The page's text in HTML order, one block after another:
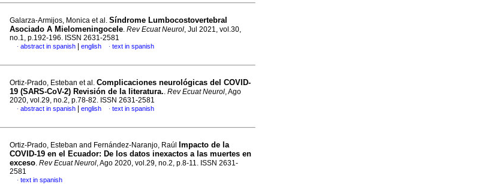
Galarza-Armijos, Monica et al. Síndrome Lumbocostovertebral
Asociado A Mielomeningocele. Rev Ecuat Neurol, Jul 2021, vol.30,
no.1, p.192-196. ISSN 2631-2581
· abstract in spanish english · text in spanish
Ortiz-Prado, Esteban et al. Complicaciones neurológicas del COVID-
19 (SARS-CoV-2) Revisión de la literatura.. Rev Ecuat Neurol, Ago
2020, vol.29, no.2, p.78-82. ISSN 2631-2581
· abstract in spanish english · text in spanish
Ortiz-Prado, Esteban and Fernández-Naranjo, Raúl
Impacto de la
COVID-19 en el Ecuador: De los datos inexactos a las muertes en
exceso. Rev Ecuat Neurol, Ago 2020, vol.29, no.2, p.8-11. ISSN 2631-
2581
· text in spanish